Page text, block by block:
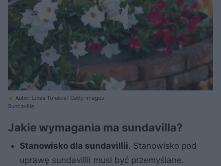
Autor: Linas Toleikis/ Getty Images
Sundaville
Jakie wymagania ma sundavilla?
Stanowisko dla sundavillii. Stanowisko pod
uprawę sundavillii musi być przemyślane.